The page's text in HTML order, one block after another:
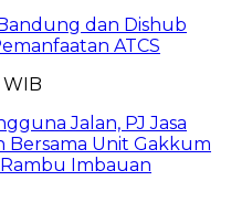
dan Dishub
ATCS
WIB
Jalan, PJ Jasa
Bersama Unit Gakkum
Imbauan